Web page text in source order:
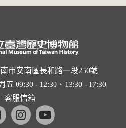
市安南區長和路一段250號
09:30 - 12:30、13:30 - 17:30
客服信箱
Facebookinstagramyoutube